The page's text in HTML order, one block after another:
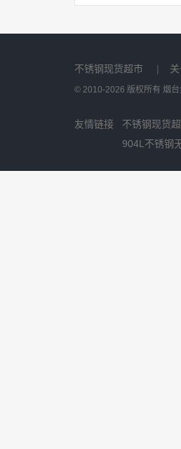
不锈钢现货超市 |
© 2010-2026 版权所有 烟
友情链接
不锈钢现货
904L不锈钢